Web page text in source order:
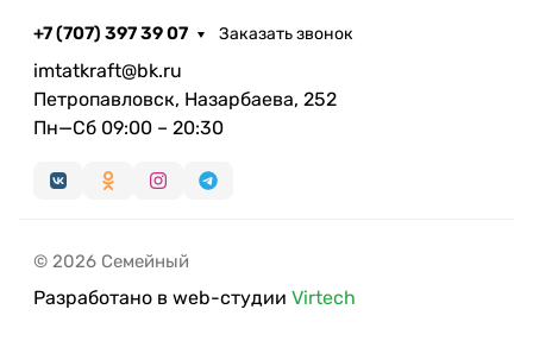
+7 (707) 397 39 07 Заказать звонок
imtatkraft@bk.ru
Петропавловск, Назарбаева, 252
Пн—Сб 09:00 – 20:30
© 2026 Семейный
Разработано в web-студии Virtech